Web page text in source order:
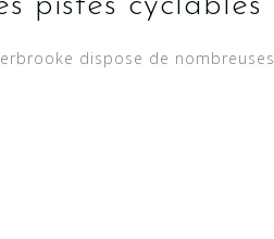
dispose de